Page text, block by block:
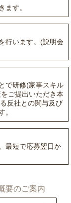
ます。
行います。(説明会
で研修(家事スキル
ご提出いただき本
反社との関与及び
。
最短で応募翌日か
要のご案内